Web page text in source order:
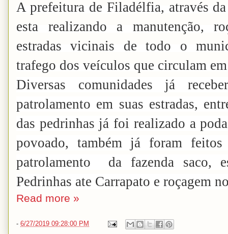
A prefeitura de Filadélfia, através
esta realizando a manutenção,
estradas vicinais de todo o
trafego dos veículos que circulam
Diversas comunidades já
patrolamento em suas estradas,
das pedrinhas já foi realizado a
povoado, também já foram
patrolamento da fazenda saco,
Pedrinhas ate Carrapato e roçagem
Read more »
- 6/27/2019 09:28:00 PM